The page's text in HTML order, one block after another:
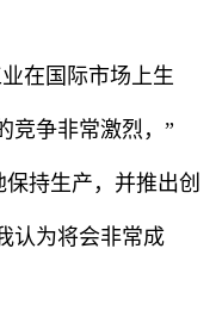
在国际市场上生
竞争非常激烈，”
持生产，并推出创
认为将会非常成